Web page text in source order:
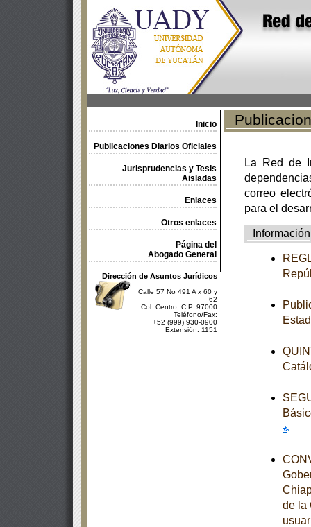
Inicio
Publicaciones Diarios Oficiales
Jurisprudencias y Tesis
Aisladas
Enlaces
Otros enlaces
Página del
Abogado General
Dirección de Asuntos Jurídicos
Calle 57 No 491 A x 60 y
62
Col. Centro, C.P. 97000
Teléfono/Fax:
+52 (999) 930-0900
Extensión: 1151
La Red de
correo
para el
Información
de la